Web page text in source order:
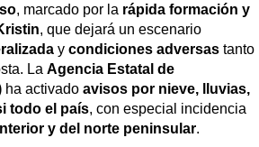
, marcado por la rápida formación y
, que dejará un escenario
y condiciones adversas tanto
La Agencia Estatal de
ha activado avisos por nieve, lluvias,
todo el país, con especial incidencia
y del norte peninsular.